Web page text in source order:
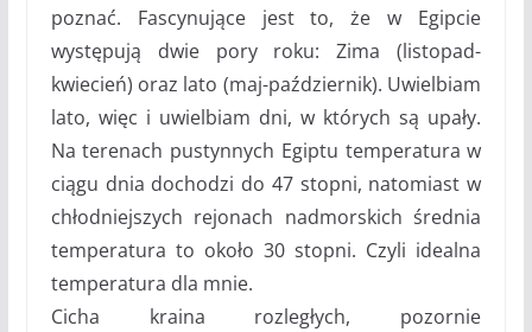
poznać. Fascynujące jest to, że w Egipcie
występują dwie pory roku: Zima (listopad-
kwiecień) oraz lato (maj-październik). Uwielbiam
lato, więc i uwielbiam dni, w których są upały.
Na terenach pustynnych Egiptu temperatura w
ciągu dnia dochodzi do 47 stopni, natomiast w
chłodniejszych rejonach nadmorskich średnia
temperatura to około 30 stopni. Czyli idealna
temperatura dla mnie.
Cicha kraina rozległych, pozornie